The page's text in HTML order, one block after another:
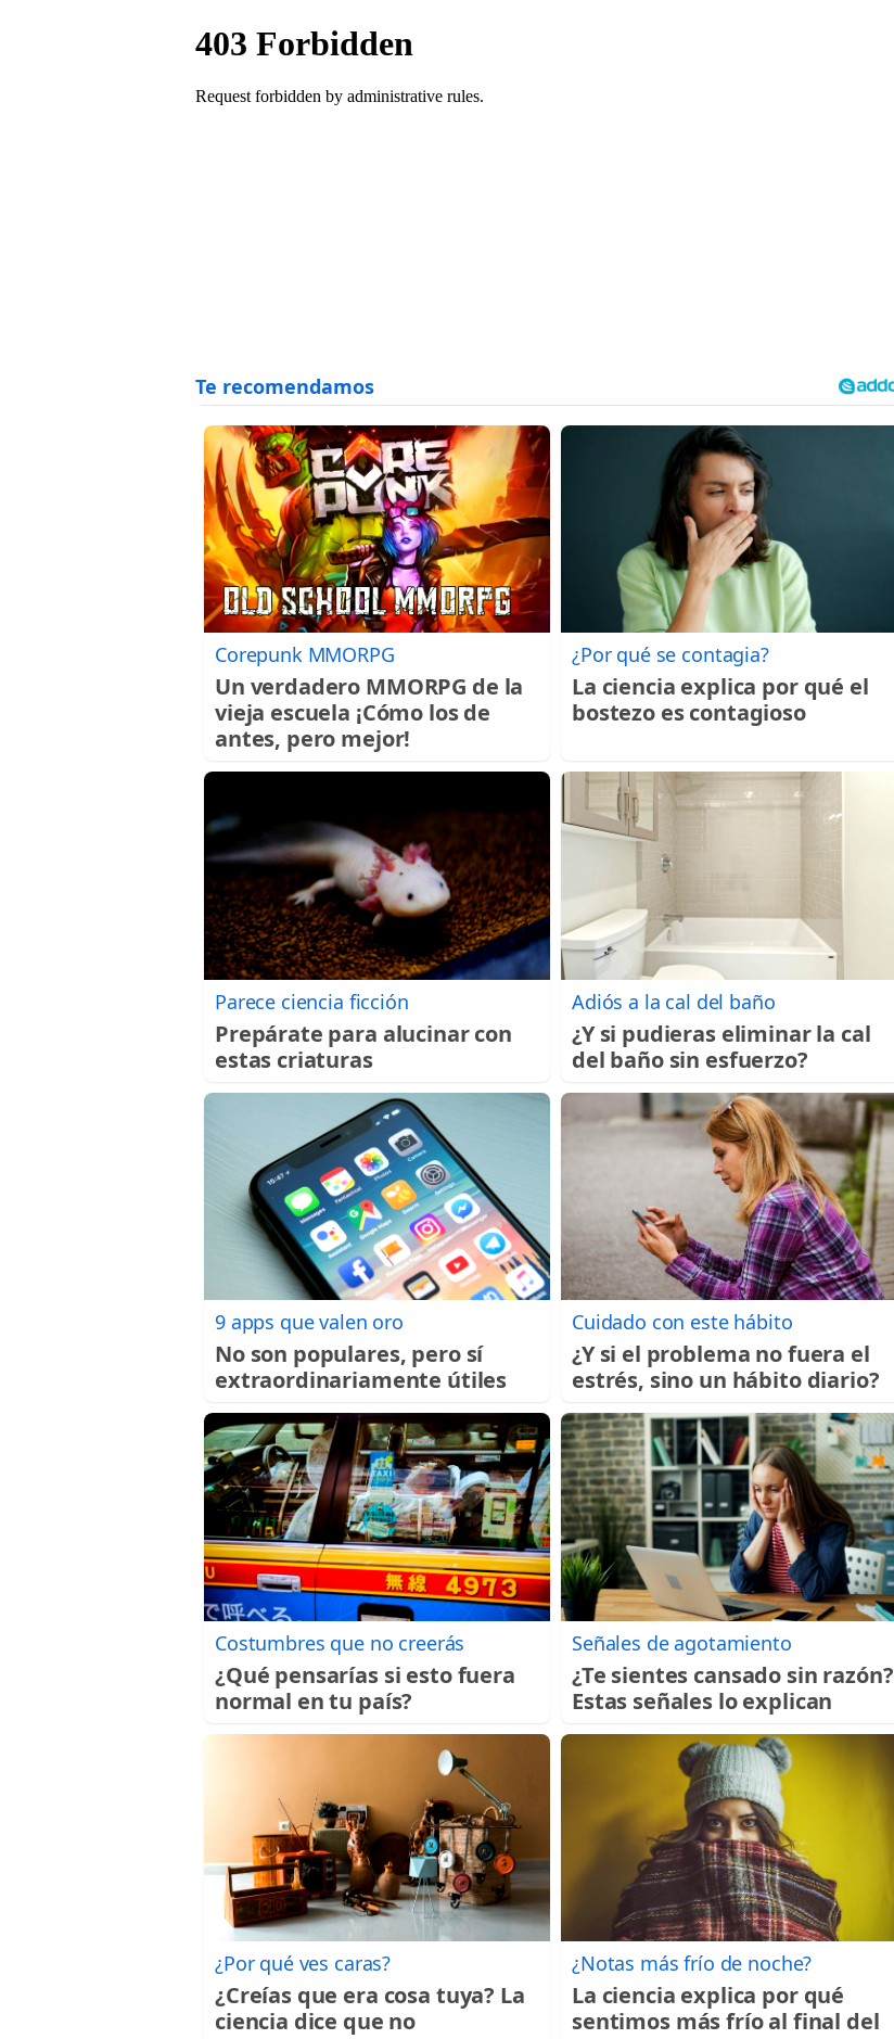
Corepunk MMORPG
Un verdadero MMORPG de la
vieja escuela ¡Cómo los de
antes, pero mejor!
¿Por qué se contagia?
La ciencia explica por qué el
bostezo es contagioso
Parece ciencia ficción
Prepárate para alucinar con
estas criaturas
Adiós a la cal del baño
¿Y si pudieras eliminar la cal
del baño sin esfuerzo?
9 apps que valen oro
No son populares, pero sí
extraordinariamente útiles
Cuidado con este hábito
¿Y si el problema no fuera el
estrés, sino un hábito diario?
Costumbres que no creerás
¿Qué pensarías si esto fuera
normal en tu país?
Señales de agotamiento
¿Te sientes cansado sin razón?
Estas señales lo explican
¿Por qué ves caras?
¿Creías que era cosa tuya? La
ciencia dice que no
¿Notas más frío de noche?
La ciencia explica por qué
sentimos más frío al final del